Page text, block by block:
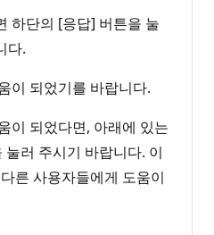
하단의 [응답] 버튼을 눌
다.
이 되었기를 바랍니다.
이 되었다면, 아래에 있는
러 주시기 바랍니다. 이
른 사용자들에게 도움이